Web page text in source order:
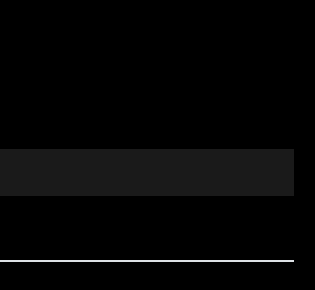
și note subtile de